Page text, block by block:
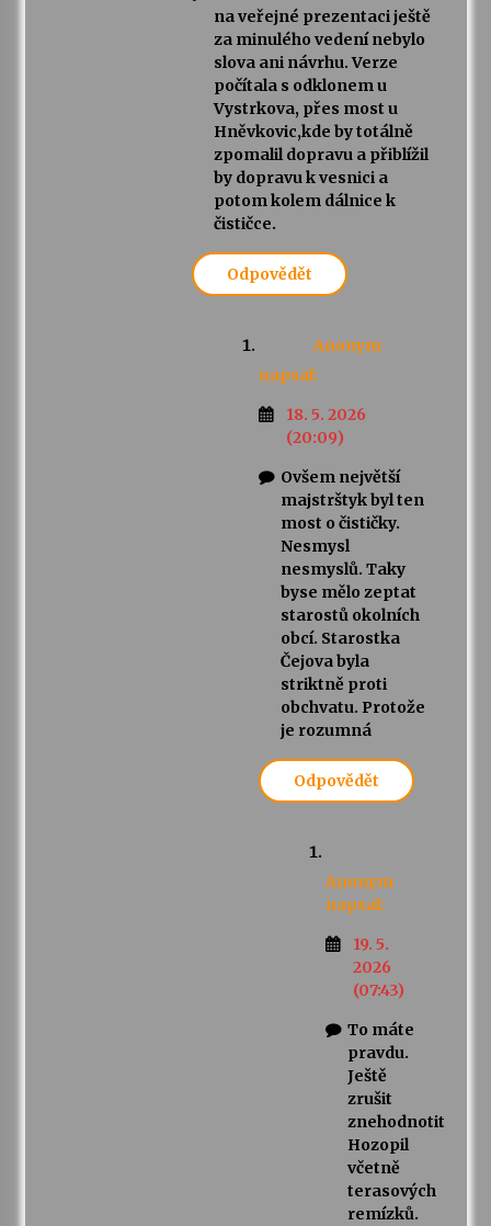
na veřejné prezentaci ještě
za minulého vedení nebylo
slova ani návrhu. Verze
počítala s odklonem u
Vystrkova, přes most u
Hněvkovic,kde by totálně
zpomalil dopravu a přiblížil
by dopravu k vesnici a
potom kolem dálnice k
čističce.
Odpovědět
Anonym
napsal:
18. 5. 2026
(20:09)
Ovšem největší
majstrštyk byl ten
most o čističky.
Nesmysl
nesmyslů. Taky
byse mělo zeptat
starostů okolních
obcí. Starostka
Čejova byla
striktně proti
obchvatu. Protože
je rozumná
Odpovědět
Anonym
napsal:
19. 5.
2026
(07:43)
To máte
pravdu.
Ještě
zrušit
znehodnotit
Hozopil
včetně
terasových
remízků.